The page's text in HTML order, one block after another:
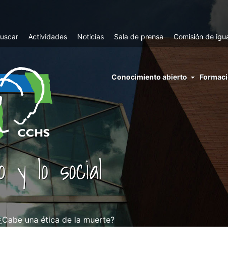
Actividades Noticias Sala de prensa Comisión de
menu
conocimiento
abierto
Conocimiento abierto
y lo social
una ética de la muerte?